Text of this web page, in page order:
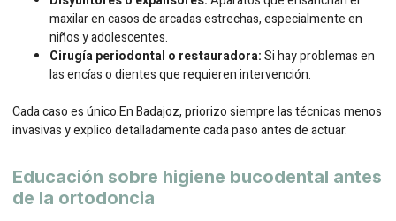
maxilar en casos de arcadas estrechas, especialmente en
niños y adolescentes.
Cirugía periodontal o restauradora:Si hay problemas en
las encías o dientes que requieren intervención.
Cada caso es único.En Badajoz, priorizo siempre las técnicas menos
invasivas y explico detalladamente cada paso antes de actuar.
Educación sobre higiene bucodental antes
de la ortodoncia